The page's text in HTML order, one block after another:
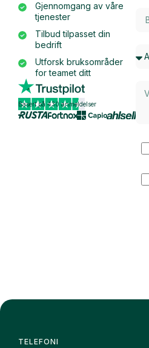
Gjennomgang av våre
tjenester
Tilbud tilpasset din
bedrift
Utforsk bruksområder
for teamet ditt
Basert på 430 anmeldelser
TELEFONI